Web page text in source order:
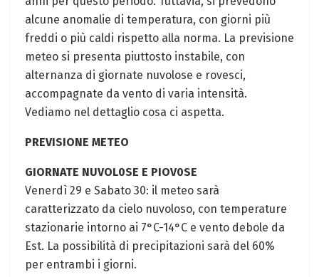
alcune anomalie di temperatura, con giorni più
freddi o più caldi rispetto alla norma. La previsione
meteo ⁣si presenta piuttosto instabile, con
‌alternanza di giornate nuvolose e rovesci,
accompagnate da vento di varia intensità.
Vediamo‌ nel dettaglio cosa ci aspetta.
PREVISIONE METEO
GIORNATE ‌NUVOL0SE E PIOV0SE
Venerdì 29 e ‌Sabato 30: il meteo sarà
caratterizzato ⁣da cielo nuvoloso, con temperature⁣
stazionarie intorno ai 7°C-14°C e vento debole da
Est. ⁣La possibilità di precipitazioni⁣ sarà del 60%
per entrambi i giorni.